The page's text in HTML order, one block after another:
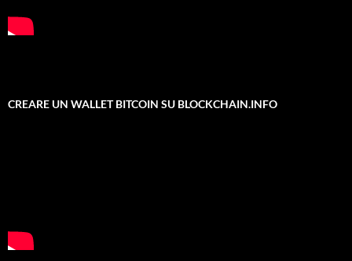
CREARE UN WALLET BITCOIN SU BLOCKCHAIN.INFO